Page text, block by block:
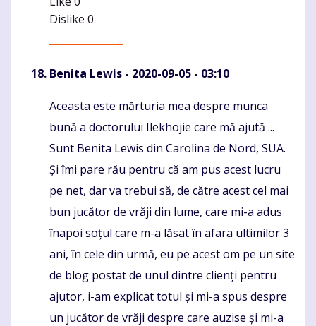
Dislike 0
Benita Lewis - 2020-09-05 - 03:10
Komentaras
Aceasta este mărturia mea despre munca
bună a doctorului Ilekhojie care mă ajută ...
Sunt Benita Lewis din Carolina de Nord, SUA.
Și îmi pare rău pentru că am pus acest lucru
pe net, dar va trebui să, de către acest cel mai
bun jucător de vrăji din lume, care mi-a adus
înapoi soțul care m-a lăsat în afara ultimilor 3
ani, în cele din urmă, eu pe acest om pe un site
de blog postat de unul dintre clienți pentru
ajutor, i-am explicat totul și mi-a spus despre
un jucător de vrăji despre care auzise și mi-a